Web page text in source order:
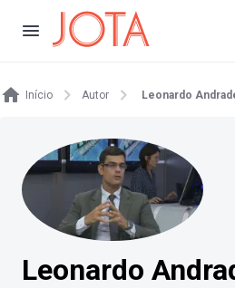
Início Autor Leonardo
Leonardo